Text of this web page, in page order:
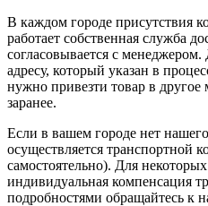
В каждом городе присутствия
работает собственная служба
согласовывается с
адресу, который указан в
нужно привезти товар в
заранее.
Если в вашем городе нет
осуществляется транспортной
самостоятельно). Для
индивидуальная компенсация
подробностями обращайтесь к